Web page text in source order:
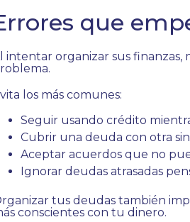
que
intentar organizar sus finanzas,
los más comunes:
Seguir usando crédito
Cubrir una deuda con otra
Aceptar acuerdos que no
Ignorar deudas atrasadas
tus deudas también
conscientes con tu dinero.